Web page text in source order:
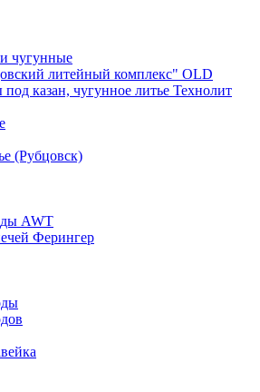
чугунные
литейный комплекс" OLD
казан, чугунное литье Технолит
(Рубцовск)
AWT
Ферингер